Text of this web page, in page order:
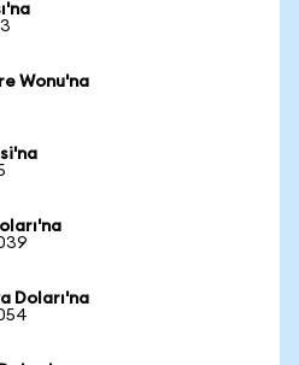
Wonu'na
Doları'na